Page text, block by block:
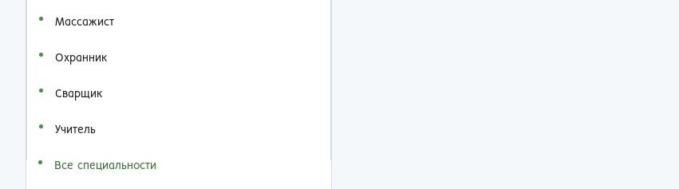
Массажист
Охранник
Сварщик
Учитель
Все специальности